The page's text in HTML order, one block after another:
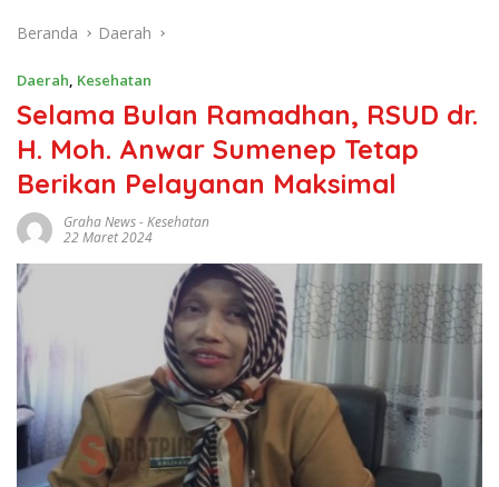
Beranda Daerah
Daerah, Kesehatan
Selama Bulan Ramadhan, RSUD dr.
H. Moh. Anwar Sumenep Tetap
Berikan Pelayanan Maksimal
Graha News-Kesehatan
22 Maret 2024